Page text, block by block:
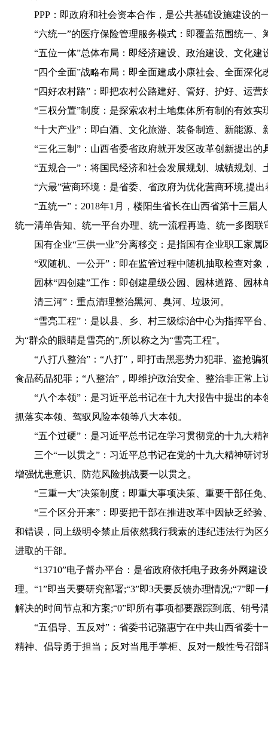
PPP： 即政府和社会资本合作，是公共基础设施建设
“六统一”的医疗保险管理服务模式： 即覆盖范围统一、
“五位一体”总体布局： 即经济建设、政治建设、文化建
“四个全面”战略布局： 即全面建成小康社会、全面深
“四好农村路”： 即把农村公路建好、管好、护好、运营
“三权分置”制度： 是探索农村土地集体所有制的有效实
“十大产业”： 即白酒、文化旅游、装备制造、新能源
“三化三制”： 山西省委省政府就开发区改革创新提出
“五规合一”： 将国民经济和社会发展规划、城镇规划、
“六最”营商环境： 是省委、省政府为优化营商环境,提
“五统一”： 2018年1月，楼阳生省长在山西省第十三届
统一清单告知、统一平台办理、统一流程再造、统一多图联
国有企业“三供一业”分离移交： 是指国有企业职工家属
“双随机、一公开”： 即在监管过程中随机抽取检查对
园林“四创建”工作： 即创建星级公园、园林道路、园林
清三河”： 重点清理整治黑河、臭河、垃圾河。
“雪亮工程”： 是以县、乡、村三级综治中心为指挥平
为“群众的眼睛是雪亮的”,所以称之为“雪亮工程”。
“八打八整治”： “八打”，即打击黑恶势力犯罪、盗抢
食品药品犯罪；“八整治”，即维护政治安全、整治非正常
“八个本领”： 是习近平总书记在十九大报告中提出的
抓落实本领、驾驭风险本领等八大本领。
“五个过硬”： 是习近平总书记在学习贯彻党的十九大
三个“一以贯之”： 习近平总书记在党的十九大精神研
增强忧患意识、防范风险挑战要一以贯之。
“三重一大”决策制度： 即重大事项决策、重要干部任
“三个区分开来”： 即要把干部在推进改革中因缺乏经
和错误，同上级明令禁止后依然我行我素的违纪违法行为
进取的干部。
“13710”电子督办平台： 是省政府依托电子政务外网建
理。“1”即当天要研究部署;“3”即3天要反馈办理情况;“7”即
解决的时间节点和方案;“0”即所有事项都要跟踪到底、销号
“五倡导、五反对”： 省委书记骆惠宁在中共山西省委十
精神、倡导勇于担当；反对当甩手掌柜、反对一般性号召